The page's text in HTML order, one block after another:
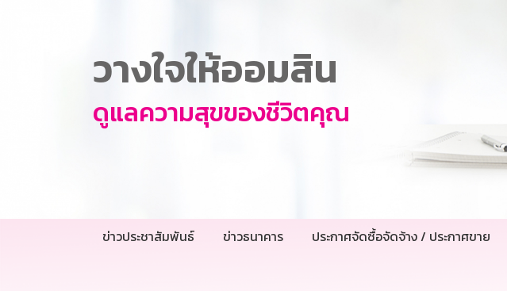
วางใจให้ออมสิน
ดูแลความสุขของชีวิตคุณ
ข่าวประชาสัมพันธ์ ข่าวธนาคาร ประกาศจัดซื้อจัดจ้าง / ประกาศขาย